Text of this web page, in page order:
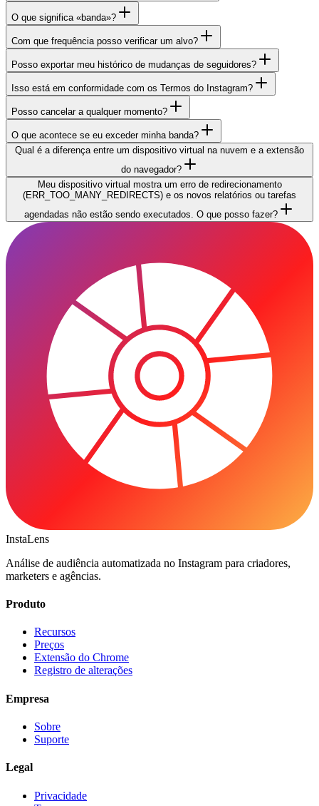
O que significa «banda»?
Com que frequência posso verificar um alvo?
Posso exportar meu histórico de mudanças de seguidores?
Isso está em conformidade com os Termos do Instagram?
Posso cancelar a qualquer momento?
O que acontece se eu exceder minha banda?
Qual é a diferença entre um dispositivo virtual na nuvem e a extensão
do navegador?
Meu dispositivo virtual mostra um erro de redirecionamento
(ERR_TOO_MANY_REDIRECTS) e os novos relatórios ou tarefas
agendadas não estão sendo executados. O que posso fazer?
InstaLens
Análise de audiência automatizada no Instagram para criadores,
marketers e agências.
Produto
Recursos
Preços
Extensão do Chrome
Registro de alterações
Empresa
Sobre
Suporte
Legal
Privacidade